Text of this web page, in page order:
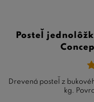
Posteľ
Drevená posteľ z
kg.